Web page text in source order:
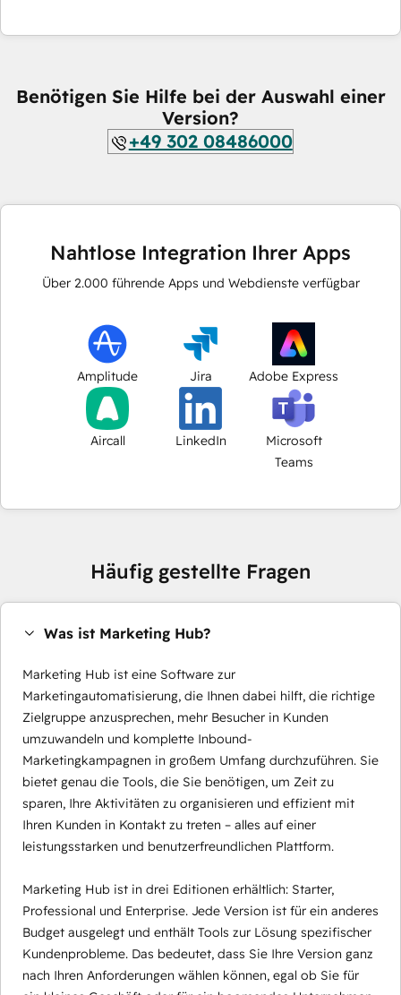
Benötigen Sie Hilfe bei der Auswahl einer
Version?
+49 302 08486000
Nahtlose Integration Ihrer Apps
Über 2.000 führende Apps und Webdienste verfügbar
Amplitude Jira Adobe Express
Aircall LinkedIn
Microsoft
Teams
Häufig gestellte Fragen
Was ist Marketing Hub?
Marketing Hub ist eine Software zur
Marketingautomatisierung, die Ihnen dabei hilft, die richtige
Zielgruppe anzusprechen, mehr Besucher in Kunden
umzuwandeln und komplette Inbound-
Marketingkampagnen in großem Umfang durchzuführen. Sie
bietet genau die Tools, die Sie benötigen, um Zeit zu
sparen, Ihre Aktivitäten zu organisieren und effizient mit
Ihren Kunden in Kontakt zu treten – alles auf einer
leistungsstarken und benutzerfreundlichen Plattform.
Marketing Hub ist in drei Editionen erhältlich: Starter,
Professional und Enterprise. Jede Version ist für ein anderes
Budget ausgelegt und enthält Tools zur Lösung spezifischer
Kundenprobleme. Das bedeutet, dass Sie Ihre Version ganz
nach Ihren Anforderungen wählen können, egal ob Sie für